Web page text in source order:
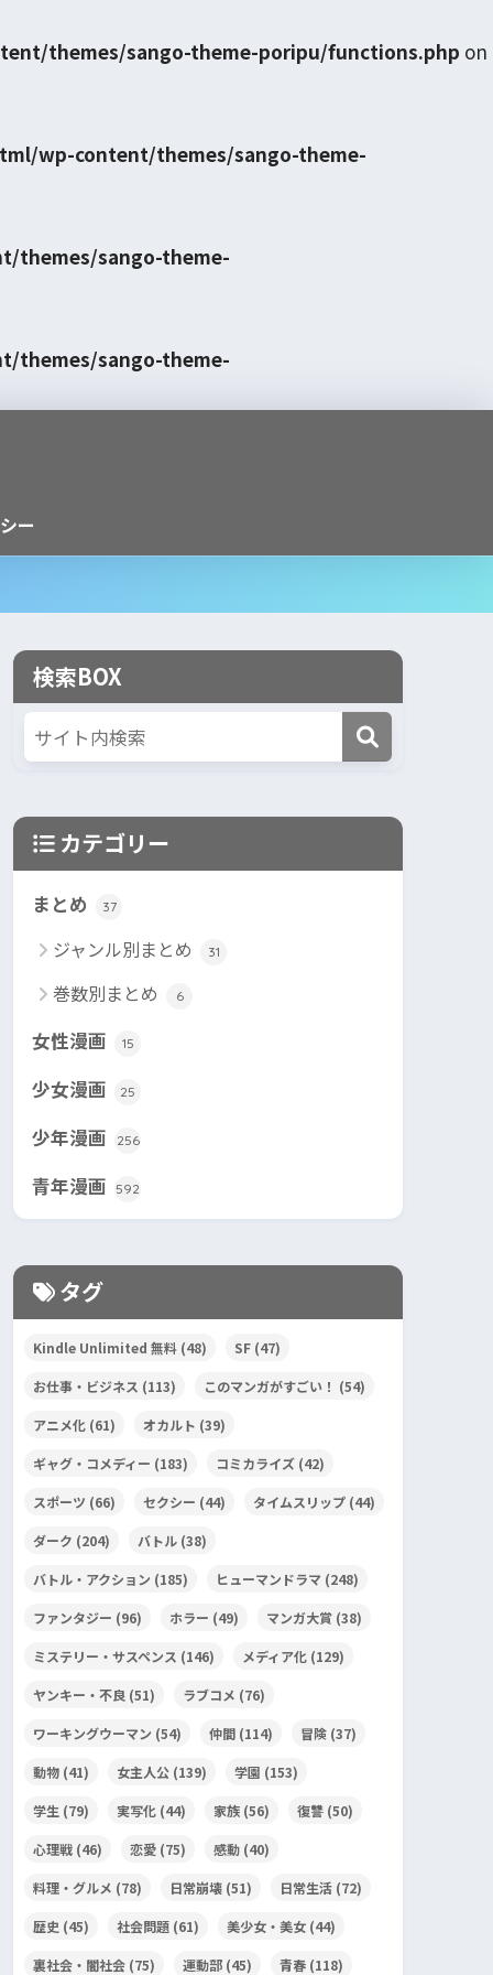
themes/sango-theme-poripu/functions.php on
wp-content/themes/sango-theme-
themes/sango-theme-
themes/sango-theme-
ー
検索BOX
カテゴリー
まとめ 37
ジャンル別まとめ 31
巻数別まとめ 6
女性漫画 15
少女漫画 25
少年漫画 256
青年漫画 592
タグ
Kindle Unlimited 無料 (48) SF (47)
お仕事・ビジネス (113) このマンガがすごい！ (54)
アニメ化 (61) オカルト (39)
ギャグ・コメディー (183) コミカライズ (42)
スポーツ (66) セクシー (44) タイムスリップ (44)
ダーク (204) バトル (38)
バトル・アクション (185) ヒューマンドラマ (248)
ファンタジー (96) ホラー (49) マンガ大賞 (38)
ミステリー・サスペンス (146) メディア化 (129)
ヤンキー・不良 (51) ラブコメ (76)
ワーキングウーマン (54) 仲間 (114) 冒険 (37)
動物 (41) 女主人公 (139) 学園 (153)
学生 (79) 実写化 (44) 家族 (56) 復讐 (50)
心理戦 (46) 恋愛 (75) 感動 (40)
料理・グルメ (78) 日常崩壊 (51) 日常生活 (72)
歴史 (45) 社会問題 (61) 美少女・美女 (44)
裏社会・闇社会 (75) 運動部 (45) 青春 (118)